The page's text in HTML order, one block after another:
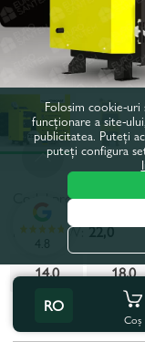
Codul produsului:
Putere, kW:22,0
14,0
18,0
Toate caracteristicile
RO
Coș
4.8
Folosim cookie-uri
funcționare a site-
publicitatea. Puteți
puteți configura